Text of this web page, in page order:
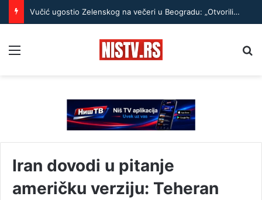
Vučić ugostio Zelenskog na večeri u Beogradu: „Otvorili smo razgovore o temama koje će biti u fokusu sastanaka“
Iran dovodi u pitanje
američku verziju: Teheran